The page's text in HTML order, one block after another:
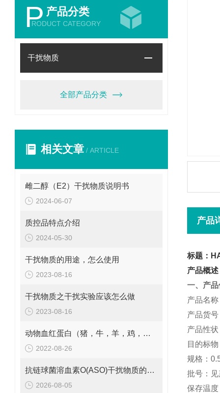
P 产品分类
RODUCT CATEGORY
干扰物质
全部产品分类
相关文章 / ARTICLE
雌二醇（E2）干扰物质说明书
2024-06-07
质控品特点介绍
2024-05-30
干扰物质的用途，怎么使用
2023-08-16
干扰物质之干扰实验应该怎么做
2023-08-16
动物血红蛋白（猪，牛，羊，鸡，兔）干扰物质供应
2022-08-26
抗链球菌溶血素O(ASO)干扰物质的有效期是多久呢？
2026-08-05
产品
标题：
产品概述
一、产
产品名称
产品货
产品性
目的标
规格：
批号：
保存温